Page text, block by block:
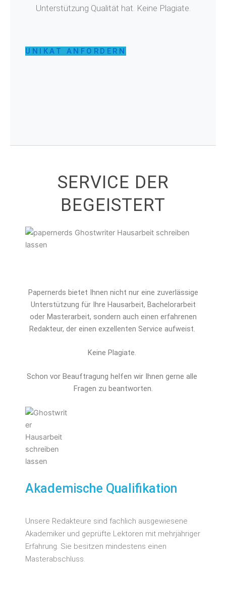
Unterstützung Qualität hat. Keine Plagiate.
UNIKAT ANFORDERN
SERVICE DER
BEGEISTERT
Papernerds bietet Ihnen nicht nur eine zuverlässige
Unterstützung für Ihre Hausarbeit, Bachelorarbeit
oder Masterarbeit, sondern auch einen erfahrenen
Redakteur, der einen exzellenten Service aufweist.
Keine Plagiate.
Schon vor Beauftragung helfen wir Ihnen gerne alle
Fragen zu beantworten.
Akademische Qualifikation
Unsere Redakteure sind fachlich ausgewiesene
Akademiker und geprüfte Lektoren mit mehrjähriger
Erfahrung. Sie besitzen mindestens einen
Masterabschluss.